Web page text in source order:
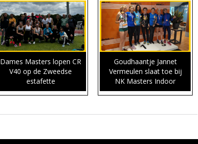
Dames Masters lopen CR
V40 op de Zweedse
estafette
Goudhaantje Jannet
Vermeulen slaat toe bij
NK Masters Indoor